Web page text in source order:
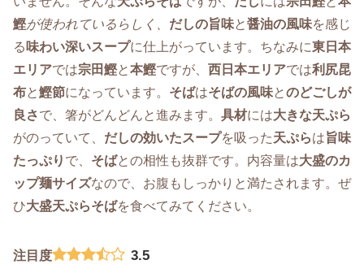
鰹が使われているらしく、 だしの旨味と醤油の風味を感じ
る 味わい深いスープに仕上がっています。ちなみに東日本
エリアでは宗田鰹と本鰹ですが、 西日本エリアでは利尻昆
布と鰹節になっています。 そばはそばの風味とのどごしが
良さで、箸がどんどんと進みます。 具材には大きな天ぷら
がのっていて、 だしの効いたスープを吸った天ぷらは旨味
たっぷり で、 そばとの相性も抜群です。内容量は大盛のカ
ップ麺サイズなので、お腹もしっかりと満たされます。ぜ
ひ大盛天ぷらそばを食べてみてください。
注目度 3.5